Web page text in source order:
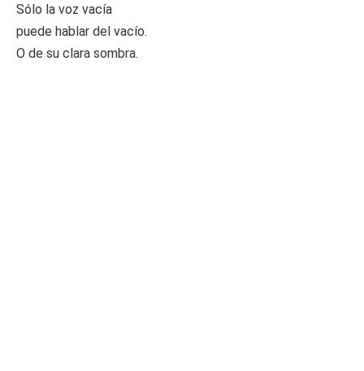
Sólo la voz vacía
puede hablar del vacío.
O de su clara sombra.